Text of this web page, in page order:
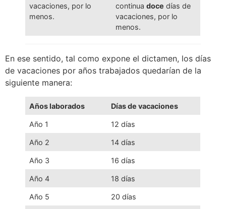
vacaciones, por lo
menos.
continuadoce días de
vacaciones, por lo
menos.
En ese sentido, tal como expone el dictamen, los días
de vacaciones por años trabajados quedarían de la
siguiente manera:
Años laborados Días de vacaciones
Año 1 12 días
Año 2 14 días
Año 3 16 días
Año 4 18 días
Año 5 20 días